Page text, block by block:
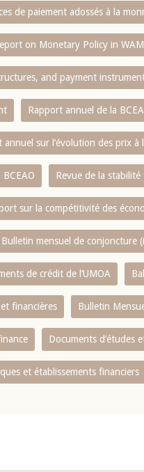
de paiement adossés à la
on Monetary Policy in
and payment
Rapport annuel de la
annuel sur l‘évolution des prix à
Revue de la stabilité
sur la compétitivité des
Bulletin mensuel de conjoncture
de crédit de l‘UMOA
financières Bulletin
Documents d’études
et établissements financiers